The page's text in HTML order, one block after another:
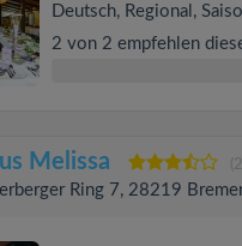
Deutsch, Regional,
2 von 2 empfehlen
Melissa
Ring 7, 28219